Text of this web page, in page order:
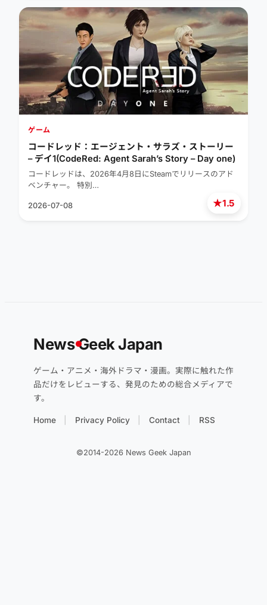
★1.5
ゲーム
コードレッド：エージェント・サラズ・ストーリー
– デイ1(CodeRed: Agent Sarah’s Story – Day one)
コードレッドは、2026年4月8日にSteamでリリースのアド
ベンチャー。 特別…
2026-07-08
NewsGeek Japan
ゲーム・アニメ・海外ドラマ・漫画。実際に触れた作
品だけをレビューする、発見のための総合メディアで
す。
Home Privacy Policy Contact RSS
©2014-2026 News Geek Japan